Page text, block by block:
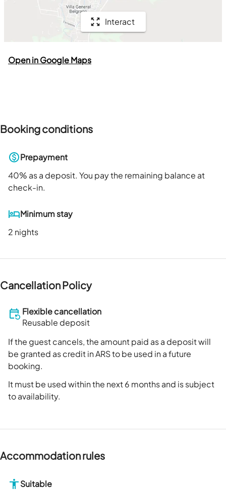
Interact
Open in Google Maps
Booking conditions
Prepayment
40% as a deposit. You pay the remaining balance at
check-in.
Minimum stay
2 nights
Cancellation Policy
Flexible cancellation
Reusable deposit
If the guest cancels, the amount paid as a deposit will
be granted as credit in ARS to be used in a future
booking.
It must be used within the next 6 months and is subject
to availability.
Accommodation rules
Suitable